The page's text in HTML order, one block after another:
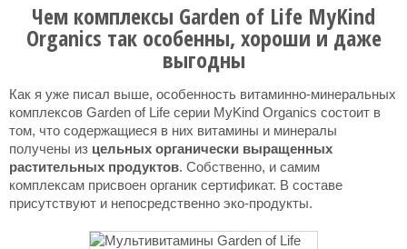
Чем комплексы Garden of Life MyKind
Organics так особенны, хороши и даже
выгодны
Как я уже писал выше, особенность витаминно-минеральных
комплексов Garden of Life серии MyKind Organics состоит в
том, что содержащиеся в них витамины и минералы
получены из цельных органически выращенных
растительных продуктов. Собственно, и самим
комплексам присвоен органик сертификат. В составе
присутствуют и непосредственно эко-продукты.